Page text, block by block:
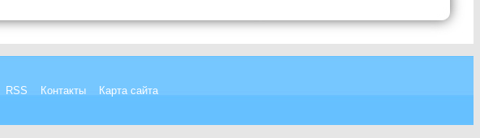
RSS Контакты Карта сайта